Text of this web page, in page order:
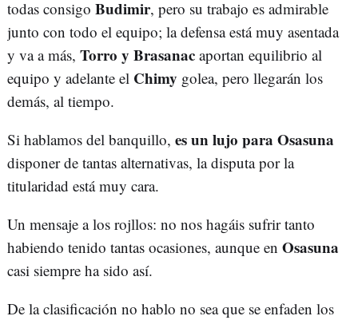
todas consigo Budimir, pero su trabajo es admirable
junto con todo el equipo; la defensa está muy asentada
y va a más, Torro y Brasanac aportan equilibrio al
equipo y adelante el Chimy golea, pero llegarán los
demás, al tiempo.
Si hablamos del banquillo, es un lujo para Osasuna
disponer de tantas alternativas, la disputa por la
titularidad está muy cara.
Un mensaje a los rojllos: no nos hagáis sufrir tanto
habiendo tenido tantas ocasiones, aunque en Osasuna
casi siempre ha sido así.
De la clasificación no hablo no sea que se enfaden los